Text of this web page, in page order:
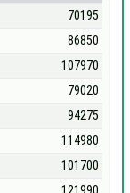
70195
86850
107970
79020
94275
114980
101700